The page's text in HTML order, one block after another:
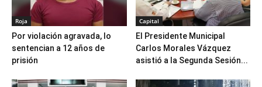
Roja
Por violación agravada, lo
sentencian a 12 años de
prisión
Capital
El Presidente Municipal
Carlos Morales Vázquez
asistió a la Segunda Sesión...